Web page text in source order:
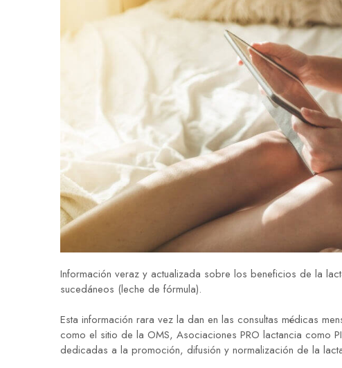
Información veraz y actualizada sobre los beneficios de la
sucedáneos (leche de fórmula).
Esta información rara vez la dan en las consultas médicas
como el sitio de la OMS, Asociaciones PRO lactancia como
dedicadas a la promoción, difusión y normalización de la